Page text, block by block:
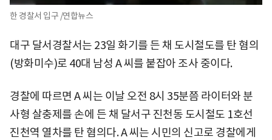
한 경찰서 입구 /연합뉴스
대구 달서경찰서는 23일 화기를 든 채 도시철도를 탄 혐의
(방화미수)로 40대 남성 A 씨를 붙잡아 조사 중이다.
경찰에 따르면 A 씨는 이날 오전 8시 35분쯤 라이터와 분
사형 살충제를 손에 든 채 달서구 진천동 도시철도 1호선
진천역 열차를 탄 혐의다. A 씨는 시민의 신고로 경찰에게